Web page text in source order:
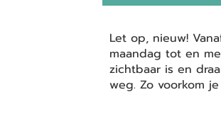
Let op, nieuw!
maandag tot en
zichtbaar is en
weg. Zo voorkom